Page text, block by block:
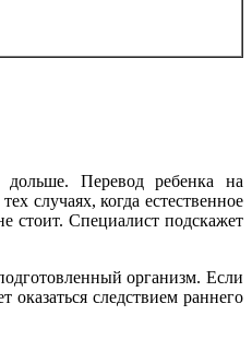
Перевод ребенка на
случаях, когда естественное
стоит. Специалист подскажет
организм. Если
следствием раннего